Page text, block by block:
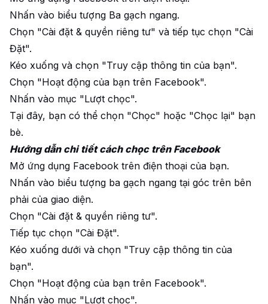
Nhấn vào biểu tượng Ba gạch ngang.
Chọn "Cài đặt & quyền riêng tư" và tiếp tục chọn "Cài
Đặt".
Kéo xuống và chọn "Truy cập thông tin của bạn".
Chọn "Hoạt động của bạn trên Facebook".
Nhấn vào mục "Lượt chọc".
Tại đây, bạn có thể chọn "Chọc" hoặc "Chọc lại" bạn
bè.
Hướng dẫn chi tiết cách chọc trên Facebook
Mở ứng dụng Facebook trên điện thoại của bạn.
Nhấn vào biểu tượng ba gạch ngang tại góc trên bên
phải của giao diện.
Chọn "Cài đặt & quyền riêng tư".
Tiếp tục chọn "Cài Đặt".
Kéo xuống dưới và chọn "Truy cập thông tin của
bạn".
Chọn "Hoạt động của bạn trên Facebook".
Nhấn vào mục "Lượt chọc".